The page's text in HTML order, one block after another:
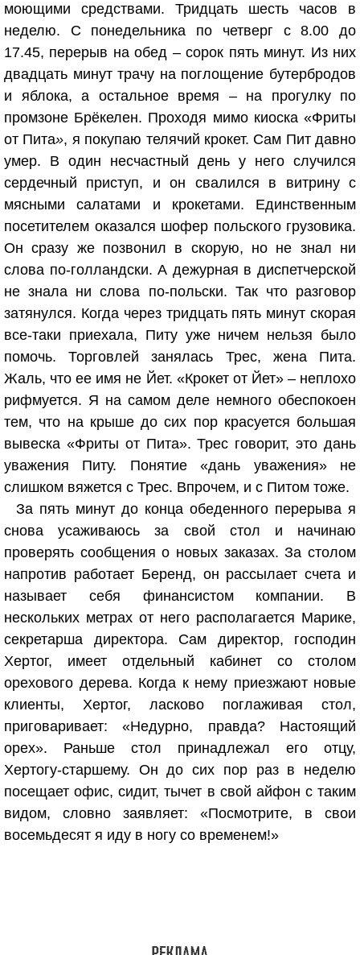
моющими средствами. Тридцать шесть часов в
неделю. С понедельника по четверг с 8.00 до
17.45, перерыв на обед – сорок пять минут. Из них
двадцать минут трачу на поглощение бутербродов
и яблока, а остальное время – на прогулку по
промзоне Брёкелен. Проходя мимо киоска «Фриты
от Пита», я покупаю телячий крокет. Сам Пит давно
умер. В один несчастный день у него случился
сердечный приступ, и он свалился в витрину с
мясными салатами и крокетами. Единственным
посетителем оказался шофер польского грузовика.
Он сразу же позвонил в скорую, но не знал ни
слова по-голландски. А дежурная в диспетчерской
не знала ни слова по-польски. Так что разговор
затянулся. Когда через тридцать пять минут скорая
все-таки приехала, Питу уже ничем нельзя было
помочь. Торговлей занялась Трес, жена Пита.
Жаль, что ее имя не Йет. «Крокет от Йет» – неплохо
рифмуется. Я на самом деле немного обеспокоен
тем, что на крыше до сих пор красуется большая
вывеска «Фриты от Пита». Трес говорит, это дань
уважения Питу. Понятие «дань уважения» не
слишком вяжется с Трес. Впрочем, и с Питом тоже.
За пять минут до конца обеденного перерыва я
снова усаживаюсь за свой стол и начинаю
проверять сообщения о новых заказах. За столом
напротив работает Беренд, он рассылает счета и
называет себя финансистом компании. В
нескольких метрах от него располагается Марике,
секретарша директора. Сам директор, господин
Хертог, имеет отдельный кабинет со столом
орехового дерева. Когда к нему приезжают новые
клиенты, Хертог, ласково поглаживая стол,
приговаривает: «Недурно, правда? Настоящий
орех». Раньше стол принадлежал его отцу,
Хертогу-старшему. Он до сих пор раз в неделю
посещает офис, сидит, тычет в свой айфон с таким
видом, словно заявляет: «Посмотрите, в свои
восемьдесят я иду в ногу со временем!»